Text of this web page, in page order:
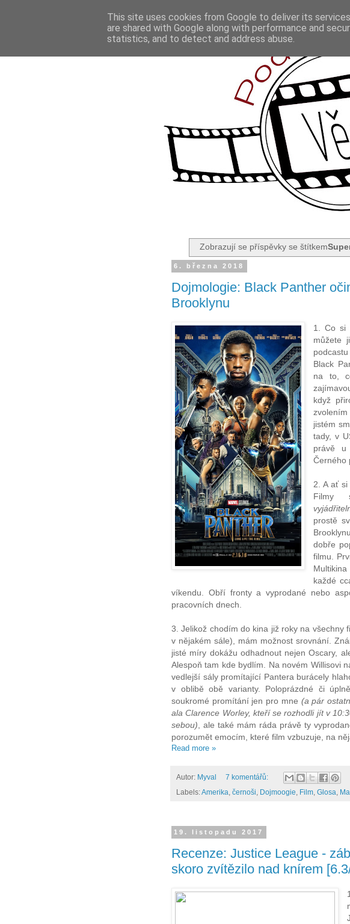
Zobrazují se příspěvky se štítkem
6. března 2018
Dojmologie: Black Panther
Brooklynu
1. Co si
můžete
Black
na to,
když
jistém
tady, v
právě u
Černého
2. A ať si
Filmy
prostě
dobře
filmu.
každé
víkendu. Obří fronty a vyprodané nebo
pracovních dnech.
3. Jelikož chodím do kina již roky na všechny
v nějakém sále), mám možnost srovnání.
jisté míry dokážu odhadnout nejen Oscary,
Alespoň tam kde bydlím. Na novém Willisovi
vedlejší sály promítající Pantera burácely
v oblibě obě varianty. Poloprázdné či
soukromé promítání jen pro mne (a pár
ala Clarence Worley, kteří se rozhodli jít v
sebou) , ale také mám ráda právě ty
porozumět emocím, které film vzbuzuje, na
Read more »
Autor: Myval
7 komentářů:
Labels:Amerika černoši Dojmoogie Film Glosa
19. listopadu 2017
Recenze: Justice League -
skoro zvítězilo nad knírem
This site uses cookies from Google to deliver its
are shared with Google along with performance and
statistics, and to detect and address abuse.